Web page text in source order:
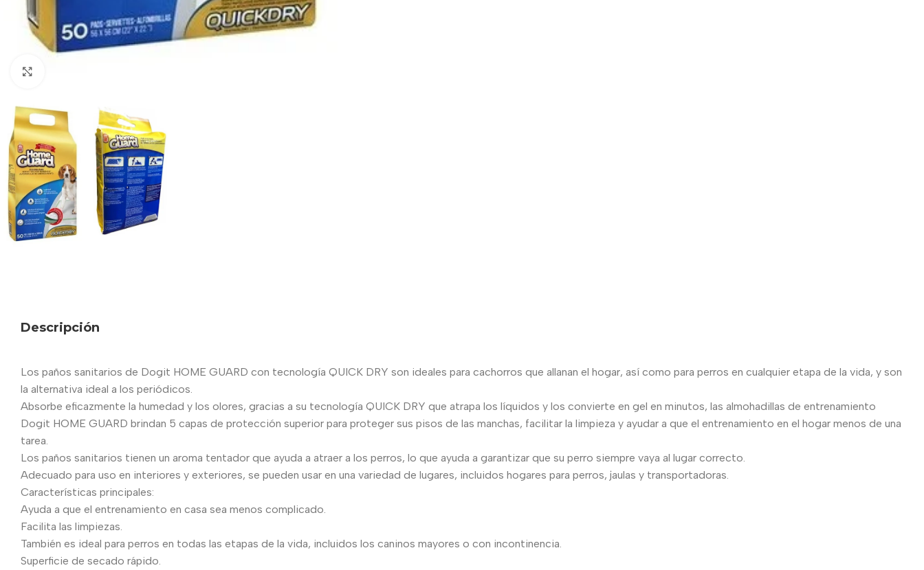
Descripción
Los paños sanitarios de Dogit HOME GUARD con tecnología QUICK DRY son ideales para cachorros que allanan el hogar, así como para perros en cualquier etapa de la vida, y son
la alternativa ideal a los periódicos.
Absorbe eficazmente la humedad y los olores, gracias a su tecnología QUICK DRY que atrapa los líquidos y los convierte en gel en minutos, las almohadillas de entrenamiento
Dogit HOME GUARD brindan 5 capas de protección superior para proteger sus pisos de las manchas, facilitar la limpieza y ayudar a que el entrenamiento en el hogar menos de una
tarea.
Los paños sanitarios tienen un aroma tentador que ayuda a atraer a los perros, lo que ayuda a garantizar que su perro siempre vaya al lugar correcto.
Adecuado para uso en interiores y exteriores, se pueden usar en una variedad de lugares, incluidos hogares para perros, jaulas y transportadoras.
Características principales:
Ayuda a que el entrenamiento en casa sea menos complicado.
Facilita las limpiezas.
También es ideal para perros en todas las etapas de la vida, incluidos los caninos mayores o con incontinencia.
Superficie de secado rápido.